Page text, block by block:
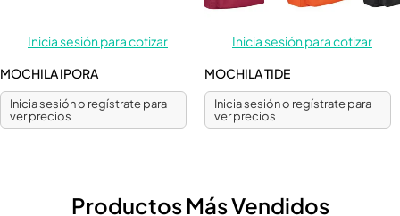
Inicia sesión para cotizar
MOCHILA IPORA
Inicia sesión o regístrate para
ver precios
Inicia sesión para cotizar
MOCHILA TIDE
Inicia sesión o regístrate para
ver precios
Productos Más Vendidos